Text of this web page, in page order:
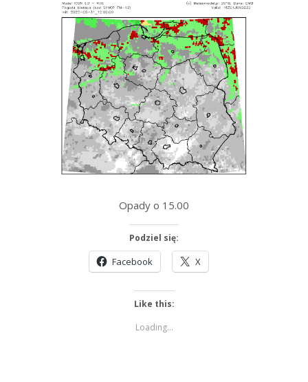
Opady o 15.00
Podziel się:
Facebook X
Like this:
Loading...